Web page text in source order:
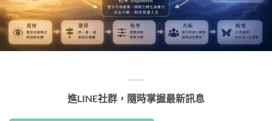
進LINE社群，隨時掌握最新訊息